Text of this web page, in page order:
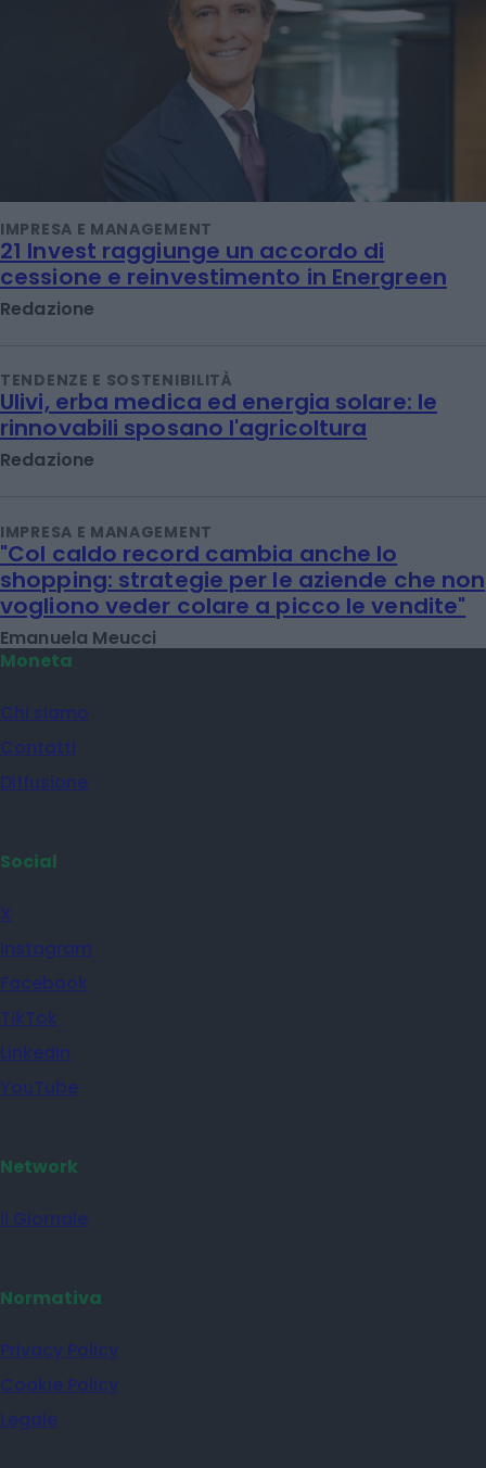
IMPRESA E MANAGEMENT
21 Invest raggiunge un accordo di
cessione e reinvestimento in Energreen
Redazione
TENDENZE E SOSTENIBILITÀ
Ulivi, erba medica ed energia solare: le
rinnovabili sposano l'agricoltura
Redazione
IMPRESA E MANAGEMENT
"Col caldo record cambia anche lo
shopping: strategie per le aziende che non
vogliono veder colare a picco le vendite"
Emanuela Meucci
Moneta
Chi siamo
Contatti
Diffusione
Social
X
Instagram
Facebook
TikTok
Linkedin
YouTube
Network
il Giornale
Normativa
Privacy Policy
Cookie Policy
Legale